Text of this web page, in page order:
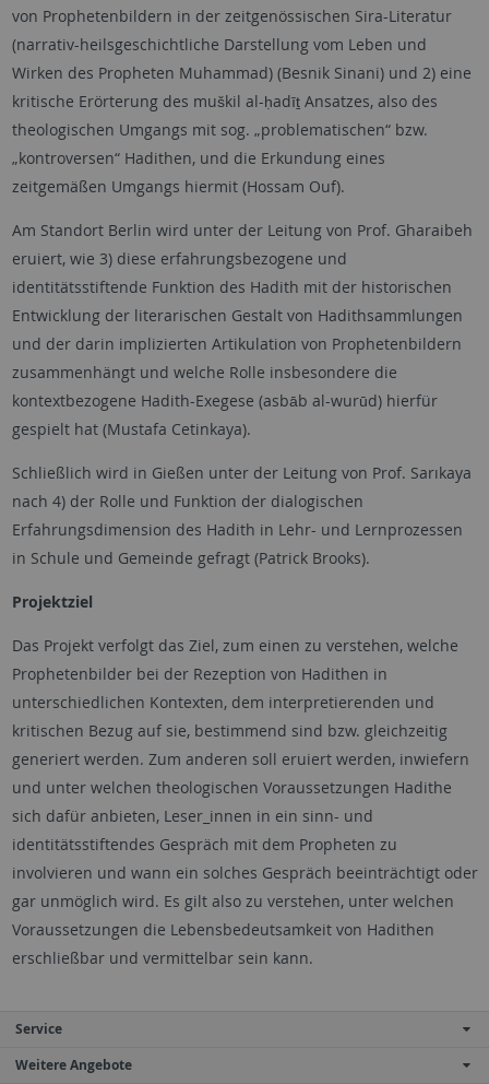
von Prophetenbildern in der zeitgenössischen Sira-Literatur
(narrativ-heilsgeschichtliche Darstellung vom Leben und
Wirken des Propheten Muhammad) (Besnik Sinani) und 2) eine
kritische Erörterung des muškil al-ḥadīṯ Ansatzes, also des
theologischen Umgangs mit sog. „problematischen“ bzw.
„kontroversen“ Hadithen, und die Erkundung eines
zeitgemäßen Umgangs hiermit (Hossam Ouf).
Am Standort Berlin wird unter der Leitung von Prof. Gharaibeh
eruiert, wie 3) diese erfahrungsbezogene und
identitätsstiftende Funktion des Hadith mit der historischen
Entwicklung der literarischen Gestalt von Hadithsammlungen
und der darin implizierten Artikulation von Prophetenbildern
zusammenhängt und welche Rolle insbesondere die
kontextbezogene Hadith-Exegese (asbāb al-wurūd) hierfür
gespielt hat (Mustafa Cetinkaya).
Schließlich wird in Gießen unter der Leitung von Prof. Sarıkaya
nach 4) der Rolle und Funktion der dialogischen
Erfahrungsdimension des Hadith in Lehr- und Lernprozessen
in Schule und Gemeinde gefragt (Patrick Brooks).
Projektziel
Das Projekt verfolgt das Ziel, zum einen zu verstehen, welche
Prophetenbilder bei der Rezeption von Hadithen in
unterschiedlichen Kontexten, dem interpretierenden und
kritischen Bezug auf sie, bestimmend sind bzw. gleichzeitig
generiert werden. Zum anderen soll eruiert werden, inwiefern
und unter welchen theologischen Voraussetzungen Hadithe
sich dafür anbieten, Leser_innen in ein sinn- und
identitätsstiftendes Gespräch mit dem Propheten zu
involvieren und wann ein solches Gespräch beeinträchtigt oder
gar unmöglich wird. Es gilt also zu verstehen, unter welchen
Voraussetzungen die Lebensbedeutsamkeit von Hadithen
erschließbar und vermittelbar sein kann.
Service
Weitere Angebote